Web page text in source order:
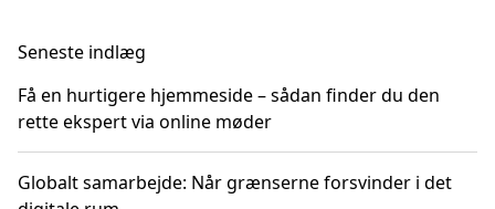
Seneste indlæg
Få en hurtigere hjemmeside – sådan finder du den
rette ekspert via online møder
Globalt samarbejde: Når grænserne forsvinder i det